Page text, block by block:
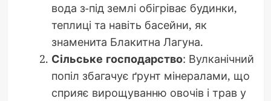
вода з-під землі обігріває будинки,
теплиці та навіть басейни, як
знаменита Блакитна Лагуна.
Сільське господарство: Вулканічний
попіл збагачує ґрунт мінералами, що
сприяє вирощуванню овочів і трав у